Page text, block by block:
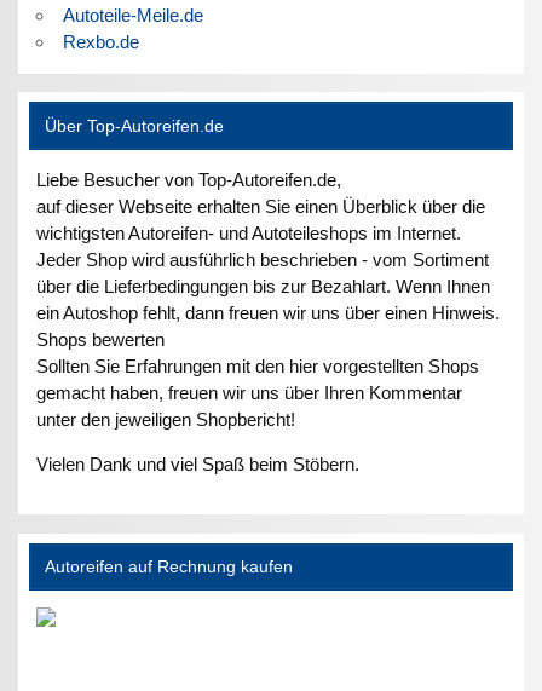
Autoteile-Meile.de
Rexbo.de
Über Top-Autoreifen.de
Liebe Besucher von Top-Autoreifen.de,
auf dieser Webseite erhalten Sie einen Überblick über die
wichtigsten Autoreifen- und Autoteileshops im Internet.
Jeder Shop wird ausführlich beschrieben - vom Sortiment
über die Lieferbedingungen bis zur Bezahlart. Wenn Ihnen
ein Autoshop fehlt, dann freuen wir uns über einen Hinweis.
Shops bewerten
Sollten Sie Erfahrungen mit den hier vorgestellten Shops
gemacht haben, freuen wir uns über Ihren Kommentar
unter den jeweiligen Shopbericht!
Vielen Dank und viel Spaß beim Stöbern.
Autoreifen auf Rechnung kaufen